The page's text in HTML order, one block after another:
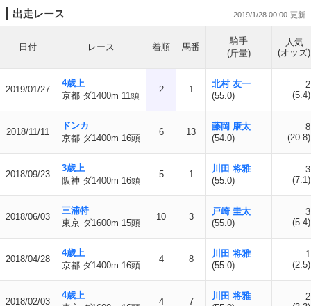
出走レース 2019/1/28 00:00
日付 レース 着順 馬番
騎手
(斤量)
人気
(オッズ)
2019/01/27
4歳上
京都 ダ1400m 11頭
2 1
北村 友一
(55.0)
2
(5.4)
2018/11/11
ドンカ
京都 ダ1400m 16頭
6 13
藤岡 康太
(54.0)
8
(20.8)
2018/09/23
3歳上
阪神 ダ1400m 16頭
5 1
川田 将雅
(55.0)
3
(7.1)
2018/06/03
三浦特
東京 ダ1600m 15頭
10 3
戸崎 圭太
(55.0)
3
(5.4)
2018/04/28
4歳上
京都 ダ1400m 16頭
4 8
川田 将雅
(55.0)
1
(2.5)
2018/02/03
4歳上
4 7
川田 将雅
2